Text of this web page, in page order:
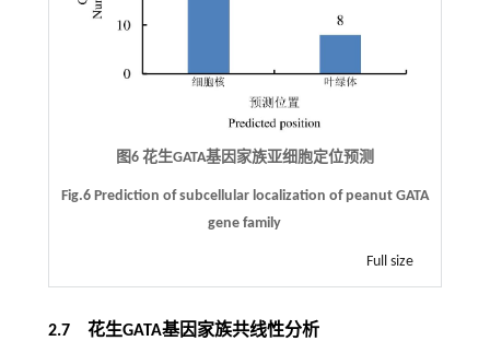
图6 花生GATA基因家族亚细胞定位预测
Fig.6 Prediction of subcellular localization of peanut GATA
gene family
Full size
2.7 花生GATA基因家族共线性分析